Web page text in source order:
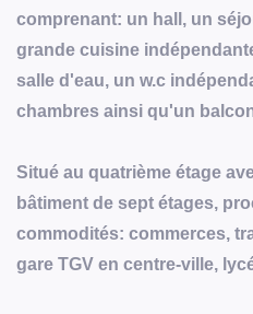
comprenant: un hall, un
grande cuisine
salle d'eau, un w.c
chambres ainsi qu'un
Situé au quatrième étage
bâtiment de sept étages,
commodités: commerces,
gare TGV en centre-ville,